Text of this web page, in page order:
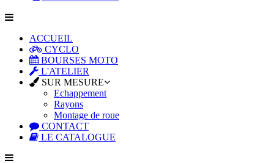
ACCUEIL
CYCLO
BOURSES MOTO
L'ATELIER
SUR MESURE
Echappement
Rayons
Montage de roue
CONTACT
LE CATALOGUE